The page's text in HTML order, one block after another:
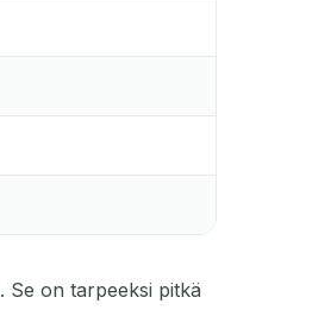
Se on tarpeeksi pitkä